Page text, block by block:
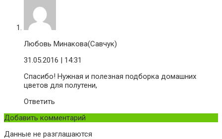
Любовь Минакова(Савчук)
31.05.2016 | 14:31
Спасибо! Нужная и полезная подборка домашних
цветов для полутени,
Ответить
Добавить комментарий
Данные не разглашаются